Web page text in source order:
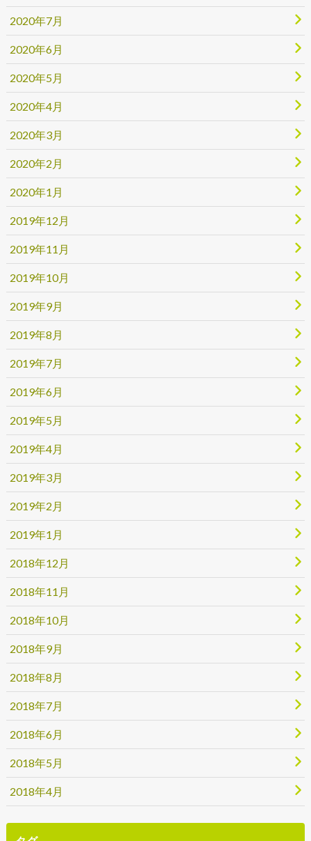
2020年7月
2020年6月
2020年5月
2020年4月
2020年3月
2020年2月
2020年1月
2019年12月
2019年11月
2019年10月
2019年9月
2019年8月
2019年7月
2019年6月
2019年5月
2019年4月
2019年3月
2019年2月
2019年1月
2018年12月
2018年11月
2018年10月
2018年9月
2018年8月
2018年7月
2018年6月
2018年5月
2018年4月